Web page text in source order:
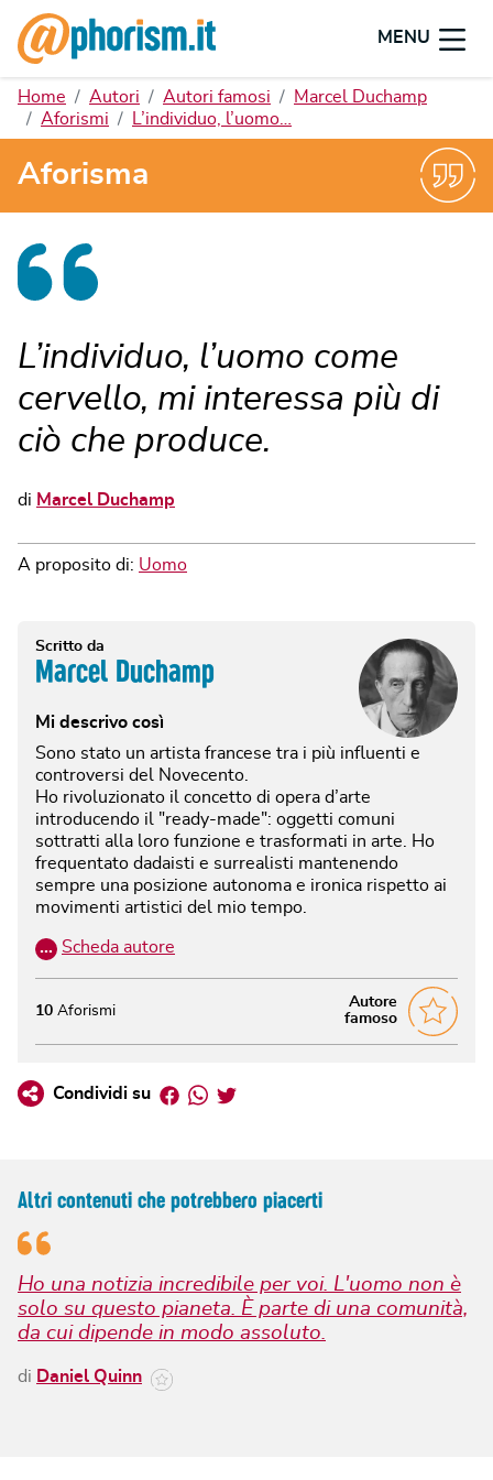
MENU
Home Autori Autori famosi
Marcel Duchamp
Aforismi
L’individuo, l’uomo…
Aforisma
L’individuo, l’uomo come
cervello, mi interessa più di
ciò che produce.
di Marcel Duchamp
A proposito di: Uomo
Scritto da
Marcel Duchamp
Mi descrivo così
Sono stato un artista francese tra i più influenti e
controversi del Novecento.
Ho rivoluzionato il concetto di opera d’arte
introducendo il "ready-made": oggetti comuni
sottratti alla loro funzione e trasformati in arte. Ho
frequentato dadaisti e surrealisti mantenendo
sempre una posizione autonoma e ironica rispetto ai
movimenti artistici del mio tempo.
… Scheda autore
Autore
famoso
10 Aforismi
Condividi su Facebook
Whatsapp
Twitter
Altri contenuti che potrebbero piacerti
Ho una notizia incredibile per voi. L'uomo non è
solo su questo pianeta. È parte di una comunità,
da cui dipende in modo assoluto.
di Daniel Quinn